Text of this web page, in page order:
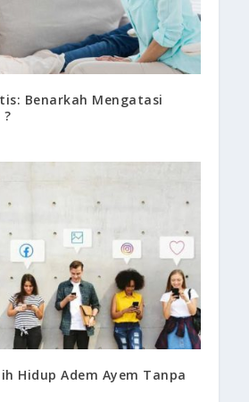
Benarkah Mengatasi
?
Hidup Adem Ayem Tanpa